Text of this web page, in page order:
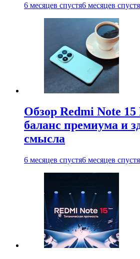
6 месяцев спустя6 месяцев спустя
Обзор Redmi Note
баланс премиума и
смысла
6 месяцев спустя6 месяцев спустя